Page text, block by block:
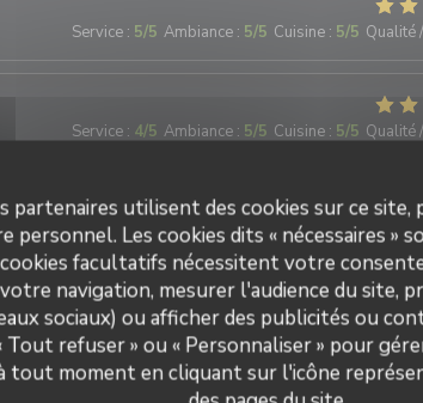
partenaires utilisent des cookies sur ce
personnel. Les cookies dits « nécessaires
facultatifs nécessitent votre
navigation, mesurer l'audience du site,
sociaux) ou afficher des publicités ou
Tout refuser » ou « Personnaliser » pour
tout moment en cliquant sur l'icône
Service : 5/5 Ambiance : 5/5 Cuisine : 5/5 Qualité
Service : 4/5 Ambiance : 5/5 Cuisine : 5/5 Qualité
en famille. Une crêperie de gamme supérieure aux
carte qui révèle beaucoup de créativité, et une
et softs sont délicieux et originaux. Nous
Service:5/5 Ambiance: 4/5 Cuisine:5 /5 Qualité